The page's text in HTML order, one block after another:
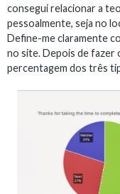
consegui relacionar a
pessoalmente, seja no
Define-me claramente
no site. Depois de fazer
percentagem dos três